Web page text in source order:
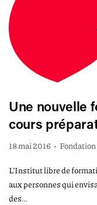
Une nouvelle
cours
18 mai 2016 • Fondation
L’Institut libre de
aux personnes qui
des…